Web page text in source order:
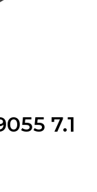
7.1